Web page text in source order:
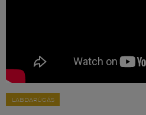
LABDARÚGÁS
Hírek
Labdarúgás